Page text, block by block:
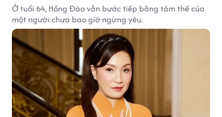
Ở tuổi 64, Hồng Đào vẫn bước tiếp bằng tâm thế của
một người chưa bao giờ ngừng yêu.